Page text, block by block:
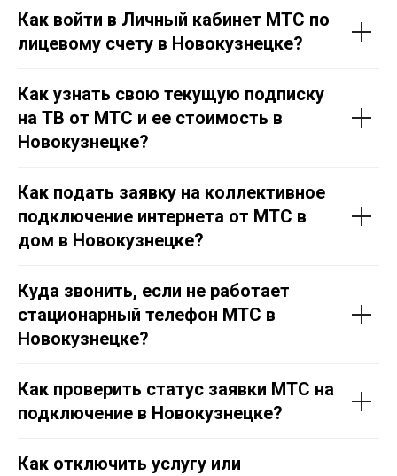
Как войти в Личный кабинет МТС по
лицевому счету в Новокузнецке?
Как узнать свою текущую подписку
на ТВ от МТС и ее стоимость в
Новокузнецке?
Как подать заявку на коллективное
подключение интернета от МТС в
дом в Новокузнецке?
Куда звонить, если не работает
стационарный телефон МТС в
Новокузнецке?
Как проверить статус заявки МТС на
подключение в Новокузнецке?
Как отключить услугу или